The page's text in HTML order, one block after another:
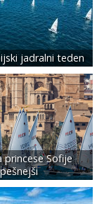
jadralni teden
princese Sofije